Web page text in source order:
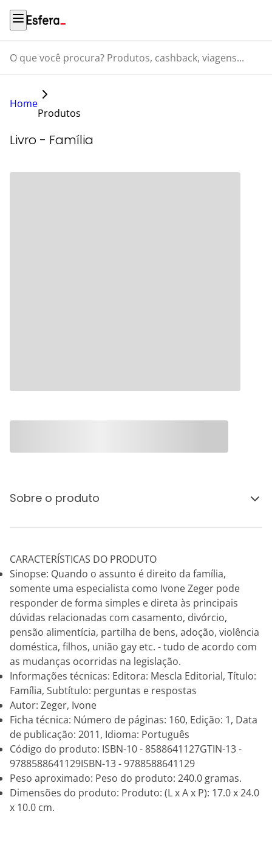
O que você procura? Produtos, cashback, viagens...
Home
Produtos
Livro - Família
Sobre o produto
CARACTERÍSTICAS DO PRODUTO
Sinopse: Quando o assunto é direito da família,
somente uma especialista como Ivone Zeger pode
responder de forma simples e direta às principais
dúvidas relacionadas com casamento, divórcio,
pensão alimentícia, partilha de bens, adoção, violência
doméstica, filhos, união gay etc. - tudo de acordo com
as mudanças ocorridas na legislação.
Informações técnicas: Editora: Mescla Editorial, Título:
Família, Subtítulo: perguntas e respostas
Autor: Zeger, Ivone
Ficha técnica: Número de páginas: 160, Edição: 1, Data
de publicação: 2011, Idioma: Português
Código do produto: ISBN-10 - 8588641127GTIN-13 -
9788588641129ISBN-13 - 9788588641129
Peso aproximado: Peso do produto: 240.0 gramas.
Dimensões do produto: Produto: (L x A x P): 17.0 x 24.0
x 10.0 cm.